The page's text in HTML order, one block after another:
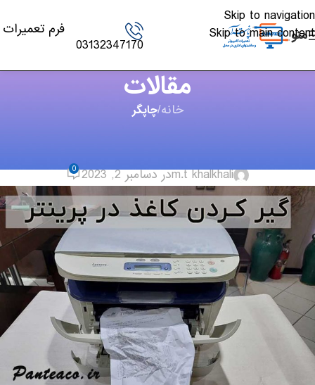
Skip to navigation
Skip to main content
منو
03132347170
فرم تعمیرات
مقالات
خانه/چاپگر
m.t khalkhaliدر دسامبر 2, 2023 0